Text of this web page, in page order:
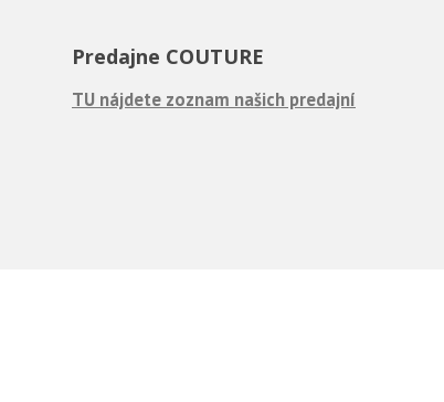
Predajne COUTURE
TU nájdete zoznam našich predajní